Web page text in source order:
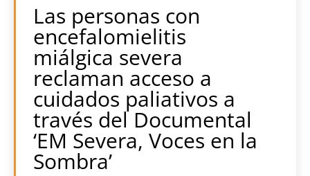
Las personas con
encefalomielitis
miálgica severa
reclaman acceso a
cuidados paliativos a
través del Documental
‘EM Severa, Voces en la
Sombra’